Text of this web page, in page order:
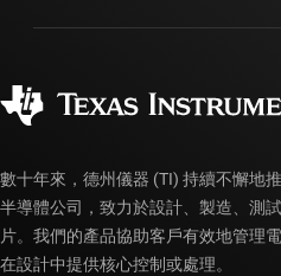
製造
myTI 帳戶常見問題解答
訂購 FAQ
數十年來，德州儀器 (TI) 持續不懈地
半導體公司，致力於設計、製造、測
片。我們的產品協助客戶有效地管理
在設計中提供核心控制或處理。